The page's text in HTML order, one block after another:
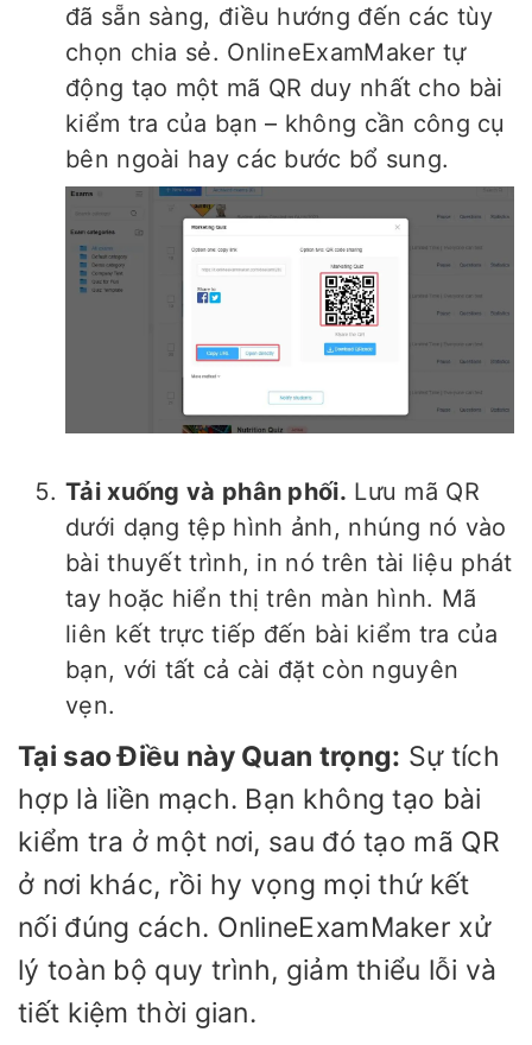
đã sẵn sàng, điều hướng đến các tùy
chọn chia sẻ. OnlineExamMaker tự
động tạo một mã QR duy nhất cho bài
kiểm tra của bạn – không cần công cụ
bên ngoài hay các bước bổ sung.
Tải xuống và phân phối. Lưu mã QR
dưới dạng tệp hình ảnh, nhúng nó vào
bài thuyết trình, in nó trên tài liệu phát
tay hoặc hiển thị trên màn hình. Mã
liên kết trực tiếp đến bài kiểm tra của
bạn, với tất cả cài đặt còn nguyên
vẹn.
Tại sao Điều này Quan trọng: Sự tích
hợp là liền mạch. Bạn không tạo bài
kiểm tra ở một nơi, sau đó tạo mã QR
ở nơi khác, rồi hy vọng mọi thứ kết
nối đúng cách. OnlineExamMaker xử
lý toàn bộ quy trình, giảm thiểu lỗi và
tiết kiệm thời gian.